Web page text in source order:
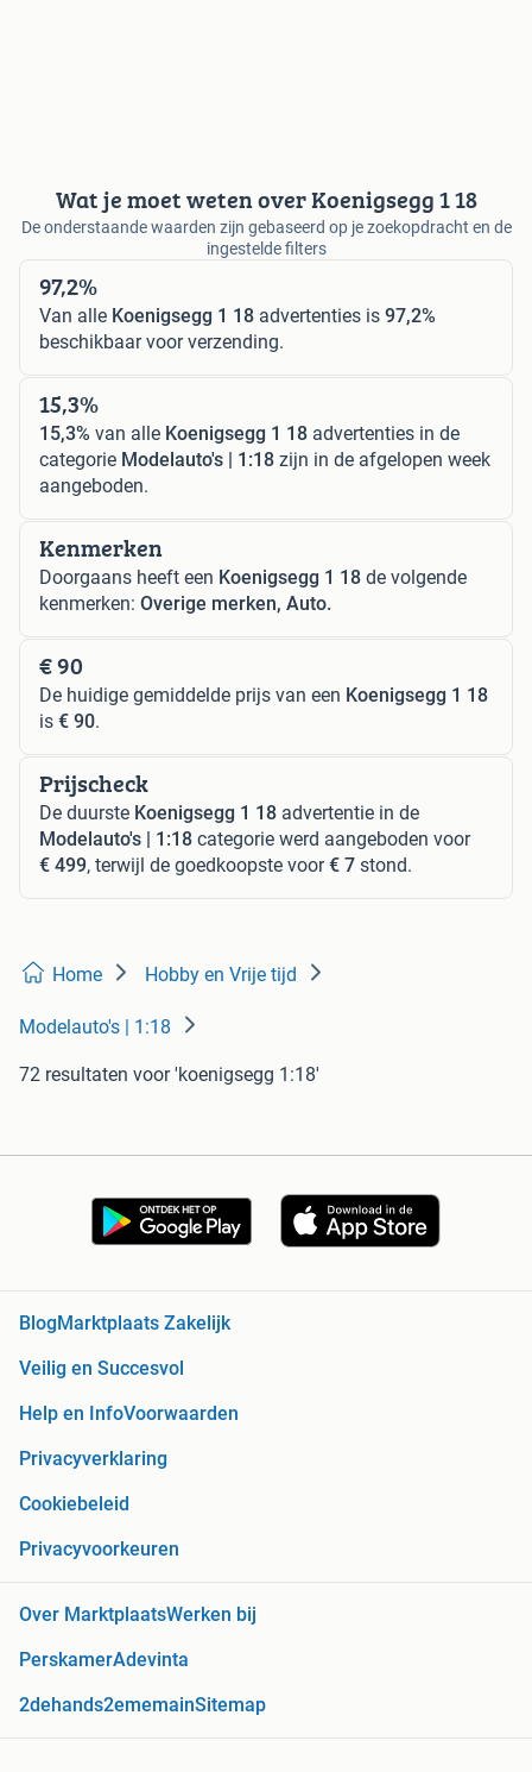
Wat je moet weten over Koenigsegg 1 18
De onderstaande waarden zijn gebaseerd op je zoekopdracht en de
ingestelde filters
97,2%
Van alle Koenigsegg 1 18 advertenties is 97,2%
beschikbaar voor verzending.
15,3%
15,3% van alle Koenigsegg 1 18 advertenties in de
categorie Modelauto's | 1:18 zijn in de afgelopen week
aangeboden.
Kenmerken
Doorgaans heeft een Koenigsegg 1 18 de volgende
kenmerken: Overige merken, Auto.
€ 90
De huidige gemiddelde prijs van een Koenigsegg 1 18
is € 90.
Prijscheck
De duurste Koenigsegg 1 18 advertentie in de
Modelauto's | 1:18 categorie werd aangeboden voor
€ 499, terwijl de goedkoopste voor€ 7 stond.
Home Hobby en Vrije tijd
Modelauto's | 1:18
72 resultaten voor 'koenigsegg 1:18'
BlogMarktplaats Zakelijk
Veilig en Succesvol
Help en InfoVoorwaarden
Privacyverklaring
Cookiebeleid
Privacyvoorkeuren
Over MarktplaatsWerken bij
PerskamerAdevinta
2dehands2ememainSitemap